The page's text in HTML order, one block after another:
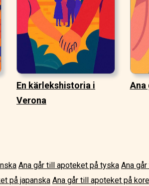
En kärlekshistoria i
Verona
Ana
Ana går till apoteket på tyska Ana
på japanska Ana går till apoteket på